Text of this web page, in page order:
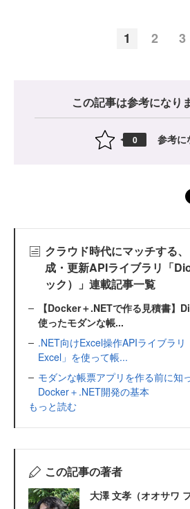
1 2 3
この記事は参考になり
0 参考に
クラウド時代にマッチする
成・更新APIライブラリ「
ック）」連載記事一覧
【Docker＋.NETで作る見積書
使ったモダンな帳...
.NET向けExcel操作APIライブラ
Excel」を使って帳...
モダンな帳票アプリを作る前に知
Docker＋.NET開発の基本
もっと読む
この記事の著者
大澤 文孝（オオサワ